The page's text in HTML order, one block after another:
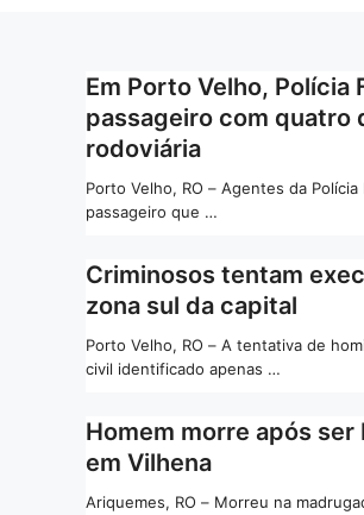
Em Porto Velho, Polícia
passageiro com quatro
rodoviária
Porto Velho, RO – Agentes da
passageiro que …
Criminosos tentam
zona sul da capital
Porto Velho, RO – A tentativa de
civil identificado apenas …
Homem morre após
em Vilhena
Ariquemes, RO – Morreu na